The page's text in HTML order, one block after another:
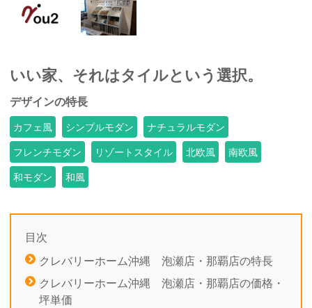
いい家、それはタイルという選択。
デザインの特長
カフェ風 シンプルモダン
ナチュラルモダン
フレンチモダン
リゾートスタイル 北欧風
南欧風
和モダン
和風
目次
クレバリーホーム沖縄 泡瀬店・那覇店の特長
クレバリーホーム沖縄 泡瀬店・那覇店の価格・
坪単価